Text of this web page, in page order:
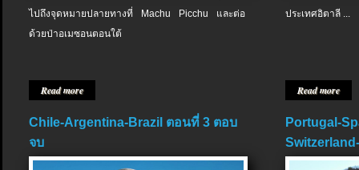
ไปถึงจุดหมายปลายทางที่ Machu Picchu และต่อ
ด้วยป่าอเมซอนตอนใต้
Read more
ประเทศอิตาลี ...
Read more
Chile-Argentina-Brazil ตอนที่ 3 ตอบ
จบ
Portugal-